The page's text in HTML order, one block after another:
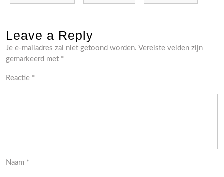
Leave a Reply
Je e-mailadres zal niet getoond worden. Vereiste velden zijn
gemarkeerd met *
Reactie *
Naam *